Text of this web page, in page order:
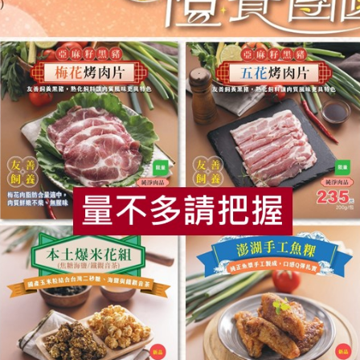
RPET 食譜 減硝酸鹽 雞蛋 食安 共同